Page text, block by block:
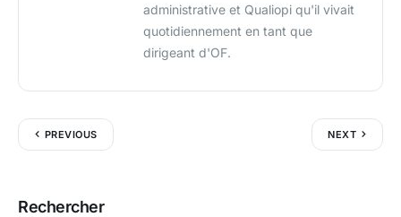
administrative et Qualiopi qu'il vivait
quotidiennement en tant que
dirigeant d'OF.
PREVIOUS NEXT
Rechercher